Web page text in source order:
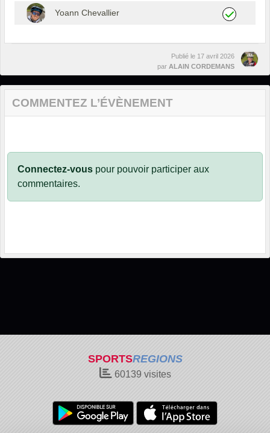
Yoann Chevallier
Publié le 17 avril 2026
par ALAIN CORDEMANS
COMMENTEZ L’ÉVÈNEMENT
Connectez-vous pour pouvoir participer aux
commentaires.
SPORTSREGIONS
60139 visites